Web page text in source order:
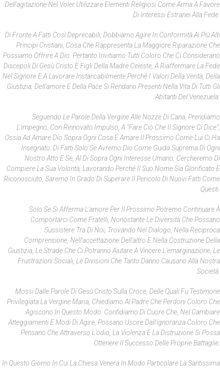
Dell'agitazione Nel Voler Utilizzare Elementi Religiosi Come Arma A Favore
Di Interessi Estranei Alla Fede.
Di Fronte A Fatti Così Deprecabili, Dobbiamo Agire In Conformità Ai Più Alti
Principi Cristiani, Cosa Che Rappresenta La Maggiore Riparazione Che
Possiamo Offrire A Dio. Pertanto Invitiamo Tutti Coloro Che Ci Considerano
Discepoli Di Gesù Cristo E Figli Della Madre Celeste, A Riaffermare La Fede
Nel Signore E A Lavorare Instancabilmente Perché I Valori Della Verità, Della
Giustizia, Dell'amore E Della Pace Si Rendano Presenti Nella Vita Di Tutti Gli
Abitanti Del Venezuela.
Seguendo Le Parole Della Vergine Alle Nozze Di Cana, Prendiamo
L'impegno, Con Rinnovato Impulso, A "fare Ciò Che Il Signore Ci Dice",
Ossia Ad Amare Dio Sopra Ogni Cosa E Amare Il Prossimo Come Lui Ci Ha
Insegnato. Di Fatti Solo Se Avremo Dio Come Guida Suprema Di Ogni
Nostro Atto E Se, Al Di Sopra Ogni Interesse Umano, Cercheremo Di
Compiere La Sua Volontà, Lavorando Perché Il Suo Nome Sia Glorificato E
Riconosciuto, Saremo In Grado Di Superare Il Pericolo Di Nuovi Fatti Come
Questi.
Solo Se Si Afferma L'amore Per Il Prossimo Potremo Continuare A
Comportarci Come Fratelli, Nonostante Le Diversità Che Possano
Sussistere Tra Di Noi, Trovando Nel Dialogo, Nella Reciproca
Comprensione, Nell'accettazione Dell'altro E Nella Costruzione Della
Giustizia, Le Strade Che Ci Potranno Aiutare A Vincere L'emarginazione, Le
Frustrazioni Sociali, Le Divisioni Che Tanto Danno Causano Alla Nostra
Società.
Mossi Dalle Parole Di Gesù Cristo Sulla Croce, Delle Quali Fu Testimone
Privilegiata La Vergine Maria, Chiediamo Al Padre Che Perdoni Coloro Che
Agiscono In Questo Modo. Confidiamo Di Cuore Che, Nel Cambiare
Atteggiamenti E Modi Di Agire, Possano Uscire Dall'ignoranza Coloro Che
Pensano Che Attraverso L'odio, La Violenza E La Distruzione Si Possa
Ottenere Il Successo Delle Proprie Battaglie.
In Questo Giorno In Cui La Chiesa Venera In Modo Particolare La Santissima